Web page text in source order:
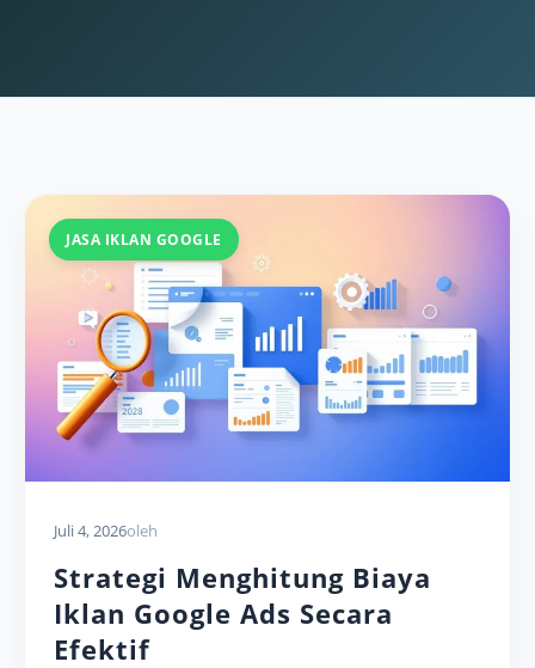
JASA IKLAN GOOGLE
Juli 4, 2026oleh
Strategi Menghitung Biaya
Iklan Google Ads Secara
Efektif